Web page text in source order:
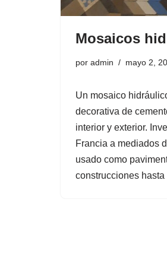
Mosaicos
por admin mayo 2,
Un mosaico
decorativa de
interior y exterior.
Francia a mediados
usado como
construcciones